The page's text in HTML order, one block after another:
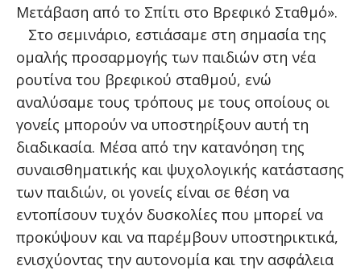
Μετάβαση από το Σπίτι στο Βρεφικό Σταθμό».
Στο σεμινάριο, εστιάσαμε στη σημασία της
ομαλής προσαρμογής των παιδιών στη νέα
ρουτίνα του βρεφικού σταθμού, ενώ
αναλύσαμε τους τρόπους με τους οποίους οι
γονείς μπορούν να υποστηρίξουν αυτή τη
διαδικασία. Μέσα από την κατανόηση της
συναισθηματικής και ψυχολογικής κατάστασης
των παιδιών, οι γονείς είναι σε θέση να
εντοπίσουν τυχόν δυσκολίες που μπορεί να
προκύψουν και να παρέμβουν υποστηρικτικά,
ενισχύοντας την αυτονομία και την ασφάλεια